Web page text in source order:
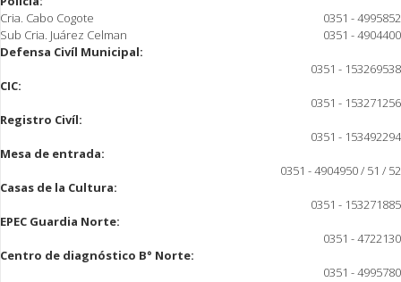
Cria. Cabo Cogote
0351 - 4995852
Sub Cria. Juárez Celman
0351 - 4904400
Defensa Civíl Municipal:
0351 - 153269538
CIC:
0351 - 153271256
Registro Civíl:
0351 - 153492294
Mesa de entrada:
0351 - 4904950 / 51 / 52
Casas de la Cultura:
0351 - 153271885
EPEC Guardia Norte:
0351 - 4722130
Centro de diagnóstico B° Norte:
0351 - 4995780